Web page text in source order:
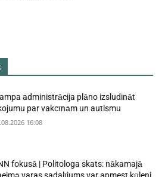
administrācija plāno izsludināt
par vakcīnām un autismu
16:08
fokusā | Politologa skats: nākamajā
varas sadalījums var apmest kūleni